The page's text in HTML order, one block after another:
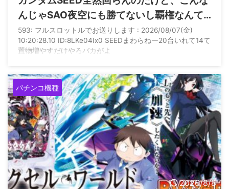
んじゃSAO夜空にも勝てないし覇権なんて
有り得ないよ
593: フルスロットルでお送りします : 2026/08/07(金)
10:20:28.10 ID:8LKe04Ix0 SEEDまわらねー20台いれて14て
置物増やすだけやろバカがよ
パチンコ機種
2026/8/8